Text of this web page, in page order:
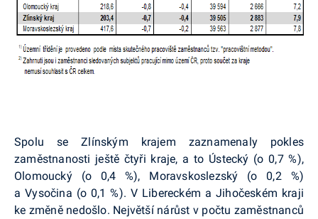
Spolu se Zlínským krajem zaznamenaly pokles
zaměstnanosti ještě čtyři kraje, a to Ústecký (o 0,7 %),
Olomoucký (o 0,4 %), Moravskoslezský (o 0,2 %)
a Vysočina (o 0,1 %). V Libereckém a Jihočeském kraji
ke změně nedošlo. Největší nárůst v počtu zaměstnanců